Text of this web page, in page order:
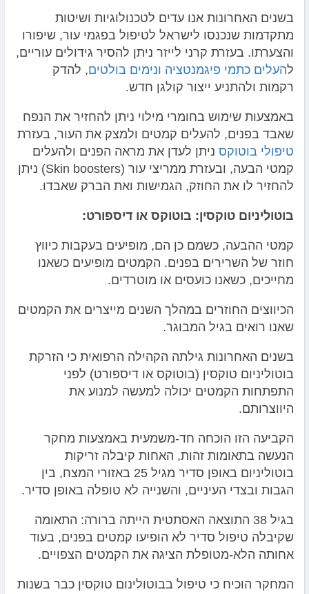
בשנים האחרונות אנו עדים לטכנולוגיות ושיטות
מתקדמות שנכנסו לישראל לטיפול בפגמי עור, שיפורו
והצערתו. בעזרת קרני לייזר ניתן להסיר גידולים עוריים,
להעלים כתמי פיגמנטציה ונימים בולטים, להדק
רקמות ולהתניע ייצור קולגן חדש.
באמצעות שימוש בחומרי מילוי ניתן להחזיר את הנפח
שאבד בפנים, להעלים קמטים ולמצק את העור, בעזרת
טיפולי בוטוקס ניתן לעדן את מראה הפנים ולהעלים
קמטי הבעה, ובעזרת ממריצי עור (Skin boosters) ניתן
להחזיר לו את החוזק, הגמישות ואת הברק שאבדו.
בוטוליניום טוקסין: בוטוקס או דיספורט:
קמטי ההבעה, כשמם כן הם, מופיעים בעקבות כיווץ
חוזר של השרירים בפנים. הקמטים מופיעים כשאנו
מחייכים, כשאנו כועסים או מוטרדים.
הכיווצים החוזרים במהלך השנים מייצרים את הקמטים
שאנו רואים בגיל המבוגר.
בשנים האחרונות גילתה הקהילה הרפואית כי הזרקת
בוטוליניום טוקסין (בוטוקס או דיספורט) לפני
התפתחות הקמטים יכולה למעשה למנוע את
היווצרותם.
הקביעה הזו הוכחה חד-משמעית באמצעות מחקר
הנעשה בתאומות זהות, האחות קיבלה זריקות
בוטוליניום באופן סדיר מגיל 25 באזורי המצח, בין
הגבות ובצדי העיניים, והשנייה לא טופלה באופן סדיר.
בגיל 38 התוצאה האסתטית הייתה ברורה: התאומה
שקיבלה טיפול סדיר לא הופיעו קמטים בפנים, בעוד
אחותה הלא-מטופלת הציגה ​את ה​קמטים ​הצפויים.
המחקר הוכיח כי טיפול בבוטולינום טוקסין כבר בשנות